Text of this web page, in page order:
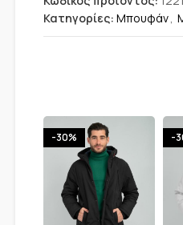
Κατηγορίες: Μπουφάν,
-30% -